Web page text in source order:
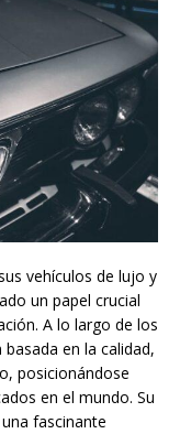
vehículos de lujo y
un papel crucial
A lo largo de los
en la calidad,
posicionándose
en el mundo. Su
fascinante